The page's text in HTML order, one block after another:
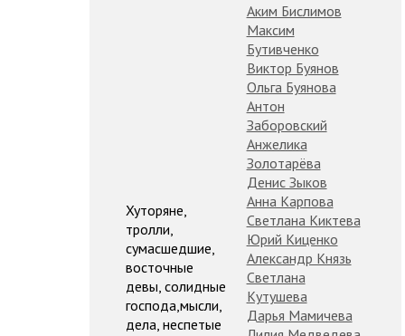
Хуторяне,
тролли,
сумасшедшие,
восточные
девы, солидные
господа,мысли,
дела, неспетые
Аким Бислимов
Максим
Бутивченко
Виктор Буянов
Ольга Буянова
Антон
Заборовский
Анжелика
Золотарёва
Денис Зыков
Анна Карпова
Светлана Киктева
Юрий Киценко
Александр Князь
Светлана
Кутушева
Дарья Мамичева